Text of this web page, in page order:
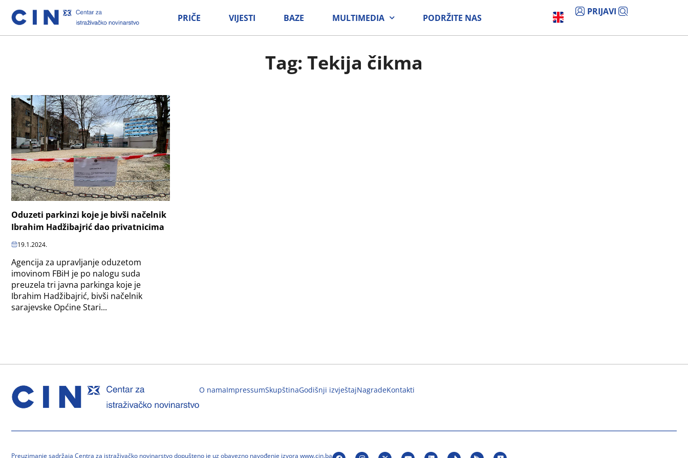
PRIČE VIJESTI BAZE MULTIMEDIA PODRŽITE NAS
PRIJAVI
Tag: Tekija čikma
Oduzeti parkinzi koje je bivši načelnik
Ibrahim Hadžibajrić dao privatnicima
19.1.2024.
Agencija za upravljanje oduzetom
imovinom FBiH je po nalogu suda
preuzela tri javna parkinga koje je
Ibrahim Hadžibajrić, bivši načelnik
sarajevske Općine Stari...
O namaImpressumSkupštinaGodišnji izvještajNagradeKontakti
Preuzimanje sadržaja Centra za istraživačko novinarstvo dopušteno je uz obavezno navođenje izvora www.cin.ba